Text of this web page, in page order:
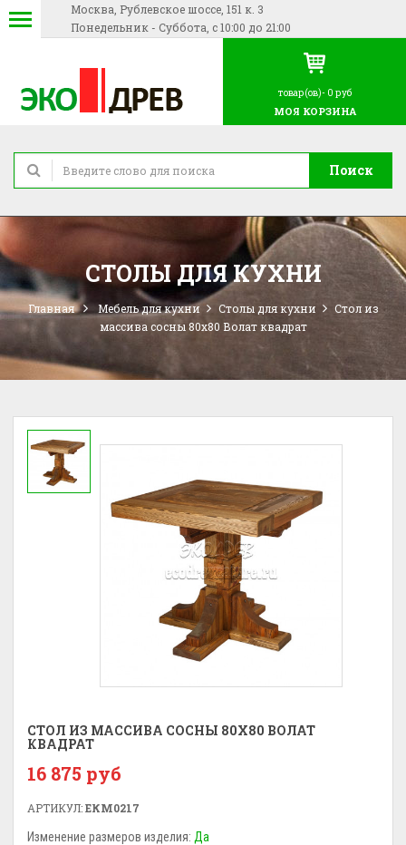
Москва, Рублевское шоссе, 151 к. 3
Понедельник - Суббота, с 10:00 до 21:00
Поиск
товар(ов)- 0 руб
МОЯ КОРЗИНА
СТОЛЫ ДЛЯ КУХНИ
Главная Мебель для кухни Столы для кухни
Стол из
массива сосны 80х80 Волат квадрат
СТОЛ ИЗ МАССИВА СОСНЫ 80Х80 ВОЛАТ
КВАДРАТ
16 875 руб
АРТИКУЛ:ЕКМ0217
Изменение размеров изделия: Да